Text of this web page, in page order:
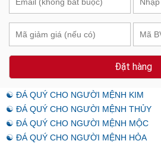
Đặt hàng
☯ ĐÁ QUÝ CHO NGƯỜI MỆNH KIM
☯ ĐÁ QUÝ CHO NGƯỜI MỆNH THỦY
☯ ĐÁ QUÝ CHO NGƯỜI MỆNH MỘC
☯ ĐÁ QUÝ CHO NGƯỜI MỆNH HỎA